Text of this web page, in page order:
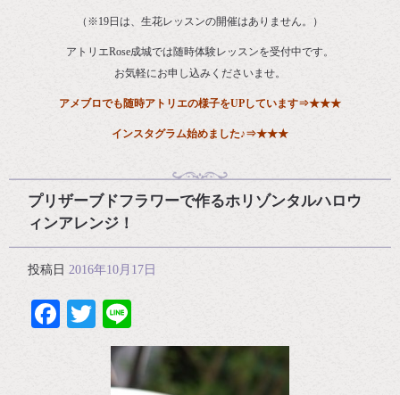
（※19日は、生花レッスンの開催はありません。）
アトリエRose成城では随時体験レッスンを受付中です。
お気軽にお申し込みくださいませ。
アメブロでも随時アトリエの様子をUPしています⇒★★★
インスタグラム始めました♪⇒★★★
プリザーブドフラワーで作るホリゾンタルハロウ
ィンアレンジ！
投稿日 2016年10月17日
Facebook
Twitter